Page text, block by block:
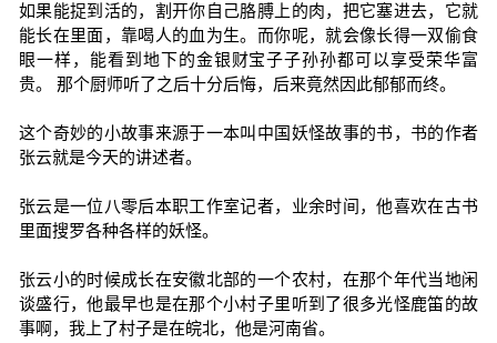
如果能捉到活的，割开你自己胳膊上的肉，把它塞进去，它就
能长在里面，靠喝人的血为生。而你呢，就会像长得一双偷食
眼一样，能看到地下的金银财宝子子孙孙都可以享受荣华富
贵。 那个厨师听了之后十分后悔，后来竟然因此郁郁而终。
这个奇妙的小故事来源于一本叫中国妖怪故事的书，书的作者
张云就是今天的讲述者。
张云是一位八零后本职工作室记者，业余时间，他喜欢在古书
里面搜罗各种各样的妖怪。
张云小的时候成长在安徽北部的一个农村，在那个年代当地闲
谈盛行，他最早也是在那个小村子里听到了很多光怪鹿笛的故
事啊，我上了村子是在皖北，他是河南省。